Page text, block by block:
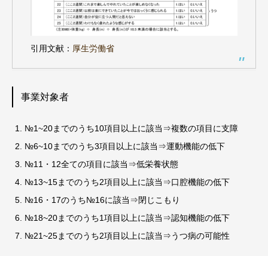
引用文献： 厚生労働省
事業対象者
№1~20までのうち10項目以上に該当⇒複数の項目に支障
№6~10までのうち3項目以上に該当⇒運動機能の低下
№11・12全ての項目に該当⇒低栄養状態
№13~15までのうち2項目以上に該当⇒口腔機能の低下
№16・17のうち№16に該当⇒閉じこもり
№18~20までのうち1項目以上に該当⇒認知機能の低下
№21~25までのうち2項目以上に該当⇒うつ病の可能性